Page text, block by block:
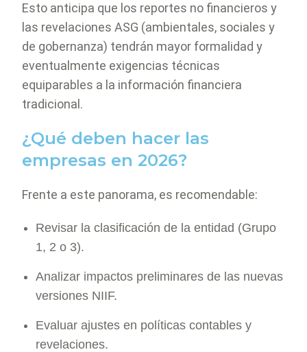
Esto anticipa que los reportes no financieros y
las revelaciones ASG (ambientales, sociales y
de gobernanza) tendrán mayor formalidad y
eventualmente exigencias técnicas
equiparables a la información financiera
tradicional.
¿Qué deben hacer las
empresas en 2026?
Frente a este panorama, es recomendable:
Revisar la clasificación de la entidad (Grupo
1, 2 o 3).
Analizar impactos preliminares de las nuevas
versiones NIIF.
Evaluar ajustes en políticas contables y
revelaciones.